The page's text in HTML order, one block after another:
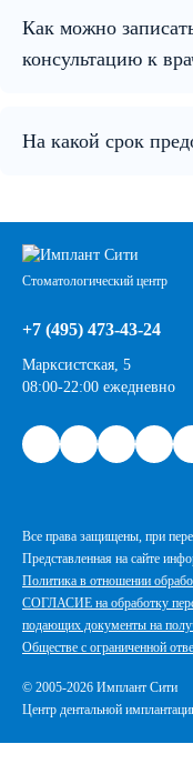
Как можно
консультацию к
На какой срок
Стоматологический центр
+7 (495) 473-43-24
Марксистская, 5
08:00-22:00 ежедневно
Все права защищены, при
Представленная на сайте
Политика в отношении
СОГЛАСИЕ на обработку
подающих документы на
Обществе с ограниченной
© 2005-2026 Имплант Сити
Центр дентальной